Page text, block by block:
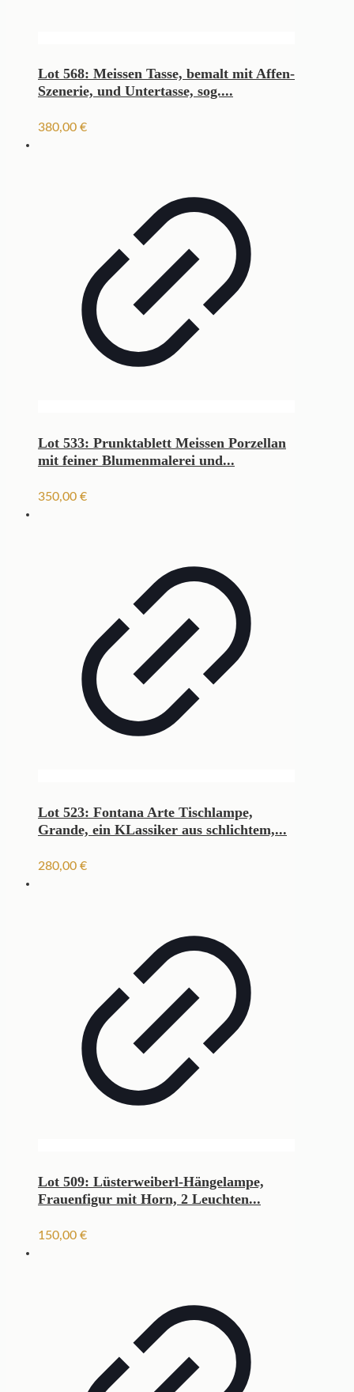
Lot 568: Meissen Tasse, bemalt mit Affen-
Szenerie, und Untertasse, sog....
380,00 €
Lot 533: Prunktablett Meissen Porzellan
mit feiner Blumenmalerei und...
350,00 €
Lot 523: Fontana Arte Tischlampe,
Grande, ein KLassiker aus schlichtem,...
280,00 €
Lot 509: Lüsterweiberl-Hängelampe,
Frauenfigur mit Horn, 2 Leuchten...
150,00 €